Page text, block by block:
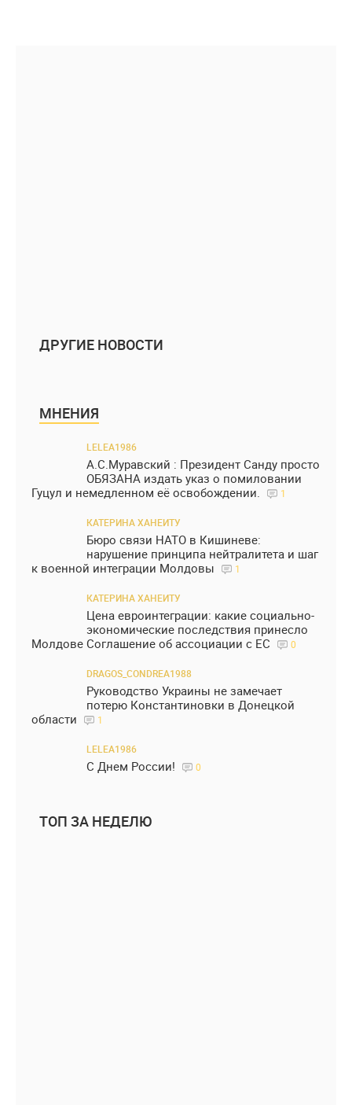
ДРУГИЕ НОВОСТИ
МНЕНИЯ
LELEA1986
А.С.Муравский : Президент Санду просто
ОБЯЗАНА издать указ о помиловании
Гуцул и немедленном её освобождении.
1
КАТЕРИНА ХАНЕИТУ
Бюро связи НАТО в Кишиневе:
нарушение принципа нейтралитета и шаг
к военной интеграции Молдовы
1
КАТЕРИНА ХАНЕИТУ
Цена евроинтеграции: какие социально-
экономические последствия принесло
Молдове Соглашение об ассоциации с ЕС
0
DRAGOS_CONDREA1988
Руководство Украины не замечает
потерю Константиновки в Донецкой
области
1
LELEA1986
С Днем России! 0
ТОП ЗА НЕДЕЛЮ